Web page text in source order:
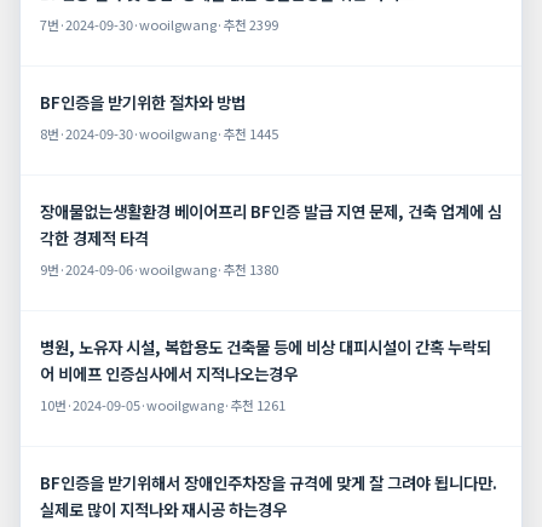
7번·2024-09-30·wooilgwang·추천 2399
BF인증을 받기위한 절차와 방법
8번·2024-09-30·wooilgwang·추천 1445
장애물없는생활환경 베이어프리 BF인증 발급 지연 문제, 건축 업계에 심
각한 경제적 타격
9번·2024-09-06·wooilgwang·추천 1380
병원, 노유자 시설, 복합용도 건축물 등에 비상 대피시설이 간혹 누락되
어 비에프 인증심사에서 지적나오는경우
10번·2024-09-05·wooilgwang·추천 1261
BF인증을 받기위해서 장애인주차장을 규격에 맞게 잘 그려야 됩니다만.
실제로 많이 지적나와 재시공 하는경우